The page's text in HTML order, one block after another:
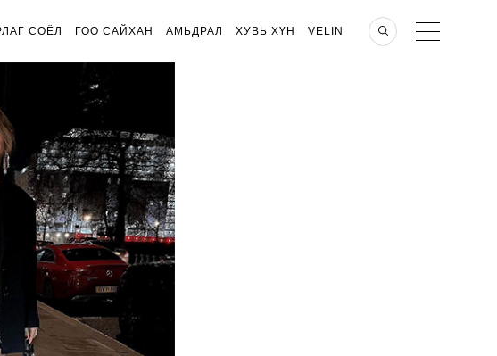
СОЁЛ ГОО САЙХАН АМЬДРАЛ ХУВЬ ХҮН VELIN